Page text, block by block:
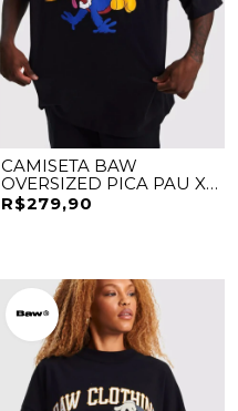
CAMISETA BAW
OVERSIZED PICA PAU X
WW
R$279,90